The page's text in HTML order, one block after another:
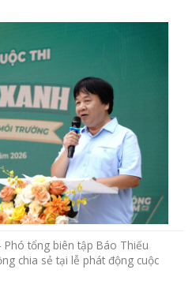
Phó tổng biên tập Báo Thiếu
chia sẻ tại lễ phát động cuộc